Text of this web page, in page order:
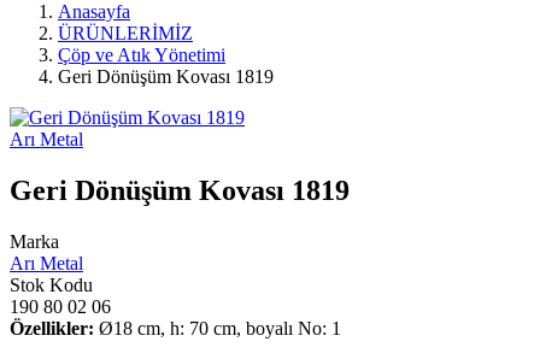
Anasayfa
ÜRÜNLERİMİZ
Çöp ve Atık Yönetimi
Geri Dönüşüm Kovası 1819
Arı Metal
Geri Dönüşüm Kovası 1819
Marka
Arı Metal
Stok Kodu
190 80 02 06
Özellikler: Ø18 cm, h: 70 cm, boyalı No: 1